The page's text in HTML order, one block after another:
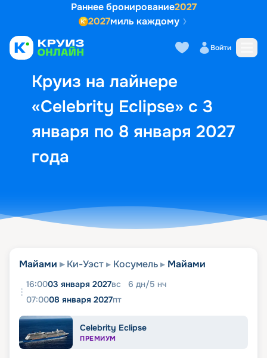
Раннее бронирование2027
2027миль каждому
Войти
Круиз на лайнере
«Celebrity Eclipse» с 3
января по 8 января 2027
года
Выбор кают Маршрут и
Майами Ки-Уэст Косумель Майами
16:0003 января 2027вс 6 дн/5 нч
07:0008 января 2027пт
Celebrity Eclipse
ПРЕМИУМ